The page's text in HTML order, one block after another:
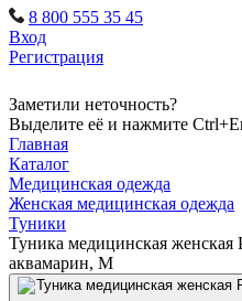
8 800 555 35 45
Вход
Регистрация
Заметили неточность?
Выделите её и нажмите
Главная
Каталог
Медицинская одежда
Женская медицинская одежда
Туники
Туника медицинская женская
аквамарин, M